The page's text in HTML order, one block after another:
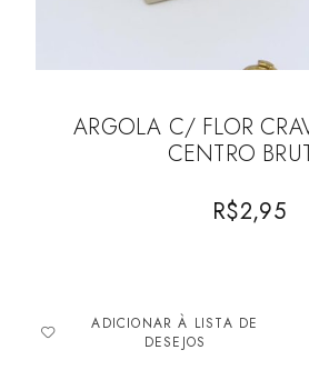
ARGOLA C/ FLOR
CENTRO
R$2,95
ADICIONAR À LISTA DE
DESEJOS